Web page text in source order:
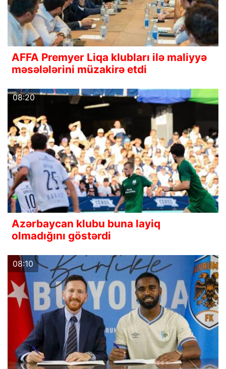
AFFA Premyer Liqa klubları ilə maliyyə
məsələlərini müzakirə etdi
08:20
Azərbaycan klubu buna layiq
olmadığını göstərdi
08:10